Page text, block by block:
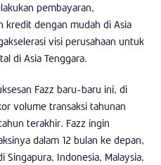
pembayaran,
kredit dengan mudah di Asia
visi perusahaan untuk
di Asia Tenggara.
Fazz baru-baru ini, di
volume transaksi tahunan
terakhir. Fazz ingin
dalam 12 bulan ke depan,
Indonesia, Malaysia,